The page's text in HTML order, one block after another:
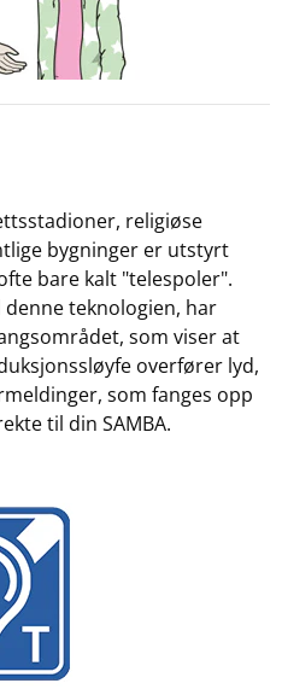
religiøse
bygninger er utstyrt
bare kalt "telespoler".
teknologien, har
som viser at
overfører lyd,
som fanges opp
til din SAMBA.